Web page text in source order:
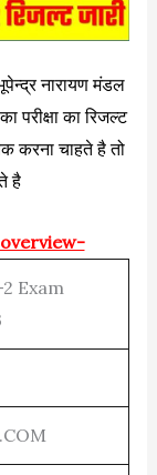
नारायण मंडल
परीक्षा का रिजल्ट
करना चाहते है तो
है
Exam